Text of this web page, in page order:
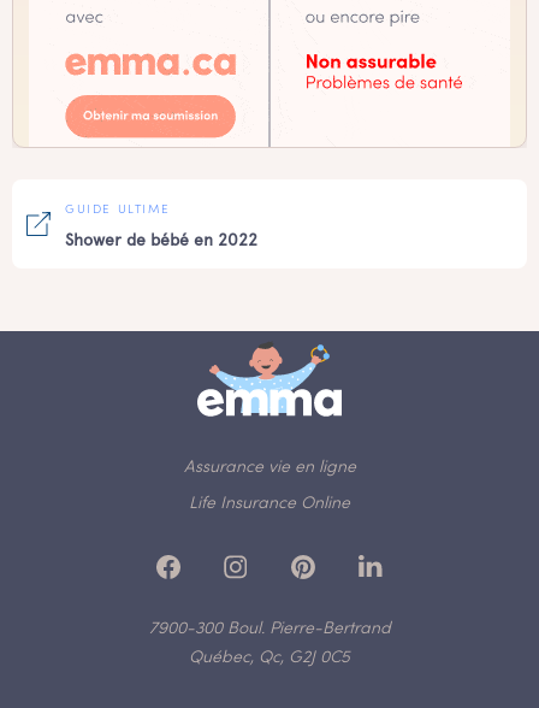
GUIDE ULTIME
Shower de bébé en 2022
Assurance vie en ligne
Life Insurance Online
7900-300 Boul. Pierre-Bertrand
Québec, Qc, G2J 0C5